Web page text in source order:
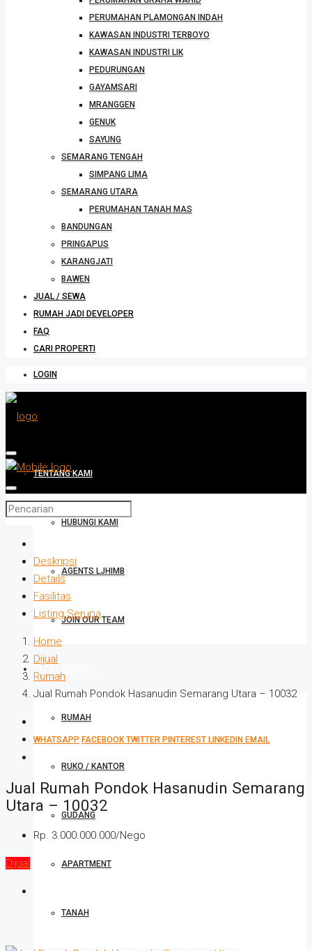
PERUMAHAN PLAMONGAN INDAH
KAWASAN INDUSTRI TERBOYO
KAWASAN INDUSTRI LIK
PEDURUNGAN
GAYAMSARI
MRANGGEN
GENUK
SAYUNG
SEMARANG TENGAH
SIMPANG LIMA
SEMARANG UTARA
PERUMAHAN TANAH MAS
BANDUNGAN
PRINGAPUS
KARANGJATI
BAWEN
JUAL / SEWA
RUMAH JADI DEVELOPER
FAQ
CARI PROPERTI
LOGIN
TENTANG KAMI
HUBUNGI KAMI
AGENTS LJHIMB
JOIN OUR TEAM
RUMAH
RUKO / KANTOR
GUDANG
APARTMENT
TANAH
Deskripsi
Details
Fasilitas
Listing Serupa
Home
Dijual
Rumah
Jual Rumah Pondok Hasanudin Semarang Utara – 10032
WHATSAPP FACEBOOKTWITTER PINTEREST LINKEDIN EMAIL
Jual Rumah Pondok Hasanudin Semarang
Utara – 10032
Rp. 3.000.000.000/Nego
Dijual